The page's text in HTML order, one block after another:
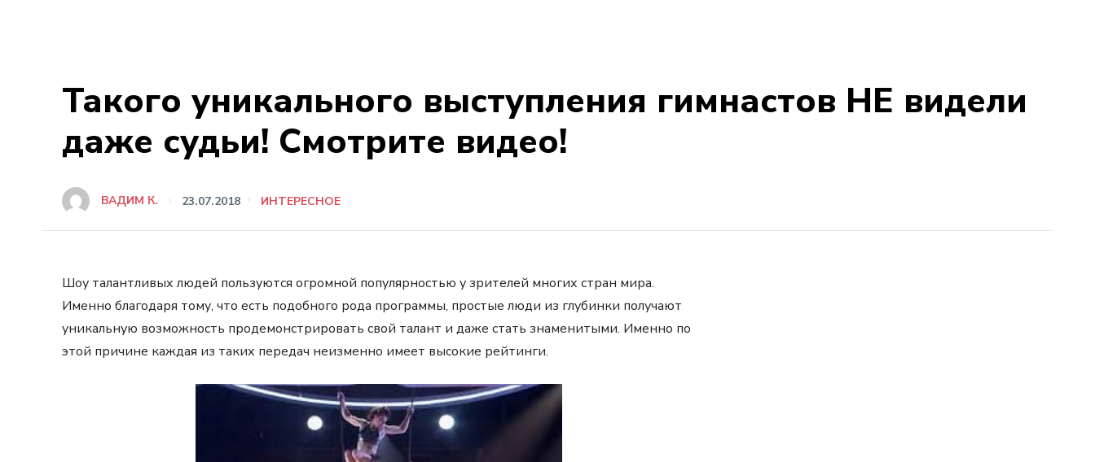
Такого уникального выступления гимнастов НЕ видели
даже судьи! Смотрите видео!
ВАДИМ К. 23.07.2018 ИНТЕРЕСНОЕ
Шоу талантливых людей пользуются огромной популярностью у зрителей многих стран мира.
Именно благодаря тому, что есть подобного рода программы, простые люди из глубинки получают
уникальную возможность продемонстрировать свой талант и даже стать знаменитыми. Именно по
этой причине каждая из таких передач неизменно имеет высокие рейтинги.